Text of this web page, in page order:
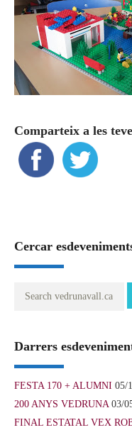
Comparteix a les
Cercar
Darrers
FESTA 170 + ALUMNI 05/
200 ANYS VEDRUNA 03/
FINAL ESTATAL VEX